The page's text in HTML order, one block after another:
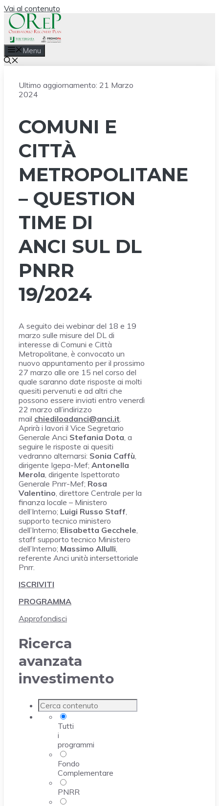
Vai al contenuto
Menu
Ultimo aggiornamento: 21 Marzo
2024
COMUNI E
CITTÀ
METROPOLITANE
– QUESTION
TIME DI
ANCI SUL DL
PNRR
19/2024
A seguito dei webinar del 18 e 19
marzo sulle misure del DL di
interesse di Comuni e Città
Metropolitane, è convocato un
nuovo appuntamento per il prossimo
27 marzo alle ore 15 nel corso del
quale saranno date risposte ai molti
quesiti pervenuti e ad altri che
possono essere inviati entro venerdì
22 marzo all’indirizzo
mail chiediloadanci@anci.it.
Aprirà i lavori il Vice Segretario
Generale Anci Stefania Dota, a
seguire le risposte ai quesiti
vedranno alternarsi: Sonia Caffù,
dirigente Igepa-Mef; Antonella
Merola, dirigente Ispettorato
Generale Pnrr-Mef; Rosa
Valentino, direttore Centrale per la
finanza locale – Ministero
dell’Interno; Luigi Russo Staff,
supporto tecnico ministero
dell’Interno; Elisabetta Gecchele,
staff supporto tecnico Ministero
dell’Interno; Massimo Allulli,
referente Anci unità intersettoriale
Pnrr.
ISCRIVITI
PROGRAMMA
Approfondisci
Ricerca
avanzata
investimento
Tutti
i
programmi
Fondo
Complementare
PNRR